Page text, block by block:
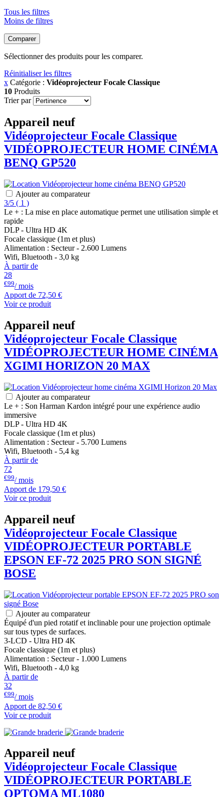
Tous les filtres
Moins de filtres
Comparer
Sélectionner des produits pour les comparer.
Réinitialiser les filtres
x Catégorie : Vidéoprojecteur Focale Classique
10 Produits
Trier par
Appareil neuf
Vidéoprojecteur Focale Classique
VIDÉOPROJECTEUR HOME CINÉMA
BENQ GP520
Ajouter au comparateur
3/5 ( 1 )
Le + : La mise en place automatique permet une utilisation simple et
rapide
DLP - Ultra HD 4K
Focale classique (1m et plus)
Alimentation : Secteur - 2.600 Lumens
Wifi, Bluetooth - 3,0 kg
À partir de
28
€99/ mois
Apport de 72,50 €
Voir ce produit
Appareil neuf
Vidéoprojecteur Focale Classique
VIDÉOPROJECTEUR HOME CINÉMA
XGIMI HORIZON 20 MAX
Ajouter au comparateur
Le + : Son Harman Kardon intégré pour une expérience audio
immersive
DLP - Ultra HD 4K
Focale classique (1m et plus)
Alimentation : Secteur - 5.700 Lumens
Wifi, Bluetooth - 5,4 kg
À partir de
72
€99/ mois
Apport de 179,50 €
Voir ce produit
Appareil neuf
Vidéoprojecteur Focale Classique
VIDÉOPROJECTEUR PORTABLE
EPSON EF-72 2025 PRO SON SIGNÉ
BOSE
Ajouter au comparateur
Équipé d'un pied rotatif et inclinable pour une projection optimale
sur tous types de surfaces.
3-LCD - Ultra HD 4K
Focale classique (1m et plus)
Alimentation : Secteur - 1.000 Lumens
Wifi, Bluetooth - 4,0 kg
À partir de
32
€99/ mois
Apport de 82,50 €
Voir ce produit
Appareil neuf
Vidéoprojecteur Focale Classique
VIDÉOPROJECTEUR PORTABLE
OPTOMA ML1080